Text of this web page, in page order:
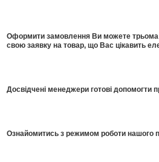
Оформити замовлення Ви можете трьома
свою заявку на товар, що Вас цікавить
Досвідчені менеджери готові
Ознайомитись з режимом роботи нашого